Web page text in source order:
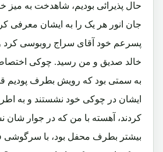
حال پذیرائی بودیم، شاهدخت به میز
جان انور هر یک را به ایشان معرفی
پسرعم خود آقای سراج روبوسی کرد
خالد صدیق و من رسید. چوکی
به سمتی بود که رویش بطرف پودیم
ایشان در چوکی خود نشستند و به
کردند، آهسته با من که در جوار شان
بیشتر بطرف محفل بود، با سرگوشی